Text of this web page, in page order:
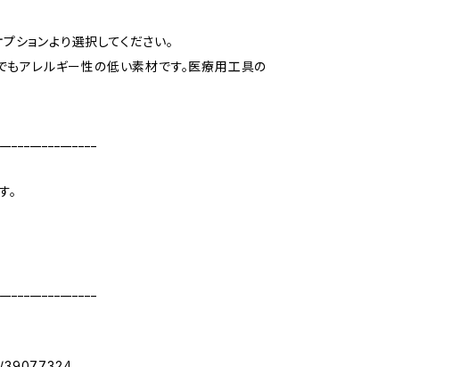
ョンより選択してください。
アレルギー性の低い素材です。医療用工具の
。